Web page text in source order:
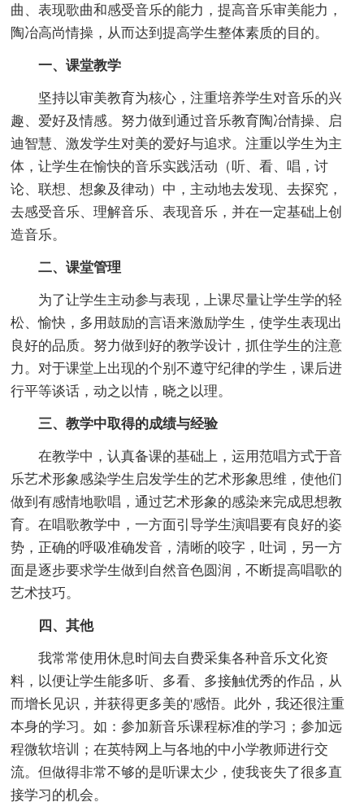
曲、表现歌曲和感受音乐的能力，提高音乐审美能力，
陶冶高尚情操，从而达到提高学生整体素质的目的。
一、课堂教学
坚持以审美教育为核心，注重培养学生对音乐的兴
趣、爱好及情感。努力做到通过音乐教育陶冶情操、启
迪智慧、激发学生对美的爱好与追求。注重以学生为主
体，让学生在愉快的音乐实践活动（听、看、唱，讨
论、联想、想象及律动）中，主动地去发现、去探究，
去感受音乐、理解音乐、表现音乐，并在一定基础上创
造音乐。
二、课堂管理
为了让学生主动参与表现，上课尽量让学生学的轻
松、愉快，多用鼓励的言语来激励学生，使学生表现出
良好的品质。努力做到好的教学设计，抓住学生的注意
力。对于课堂上出现的个别不遵守纪律的学生，课后进
行平等谈话，动之以情，晓之以理。
三、教学中取得的成绩与经验
在教学中，认真备课的基础上，运用范唱方式于音
乐艺术形象感染学生启发学生的艺术形象思维，使他们
做到有感情地歌唱，通过艺术形象的感染来完成思想教
育。在唱歌教学中，一方面引导学生演唱要有良好的姿
势，正确的呼吸准确发音，清晰的咬字，吐词，另一方
面是逐步要求学生做到自然音色圆润，不断提高唱歌的
艺术技巧。
四、其他
我常常使用休息时间去自费采集各种音乐文化资
料，以便让学生能多听、多看、多接触优秀的作品，从
而增长见识，并获得更多美的'感悟。此外，我还很注重
本身的学习。如：参加新音乐课程标准的学习；参加远
程微软培训；在英特网上与各地的中小学教师进行交
流。但做得非常不够的是听课太少，使我丧失了很多直
接学习的机会。